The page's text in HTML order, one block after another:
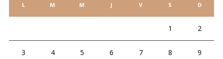
L M M J V S D
1 2
3 4 5 6 7 8 9